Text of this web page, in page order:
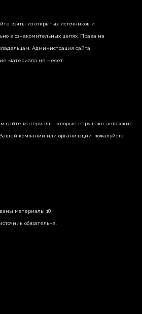
взяты из открытых источников и
в ознакомительных целях. Права на
Администрация сайта
материала не несет.
сайте материалы, которые нарушают авторские
компании или организации, пожалуйста,
материалы 18+!
обязательна.